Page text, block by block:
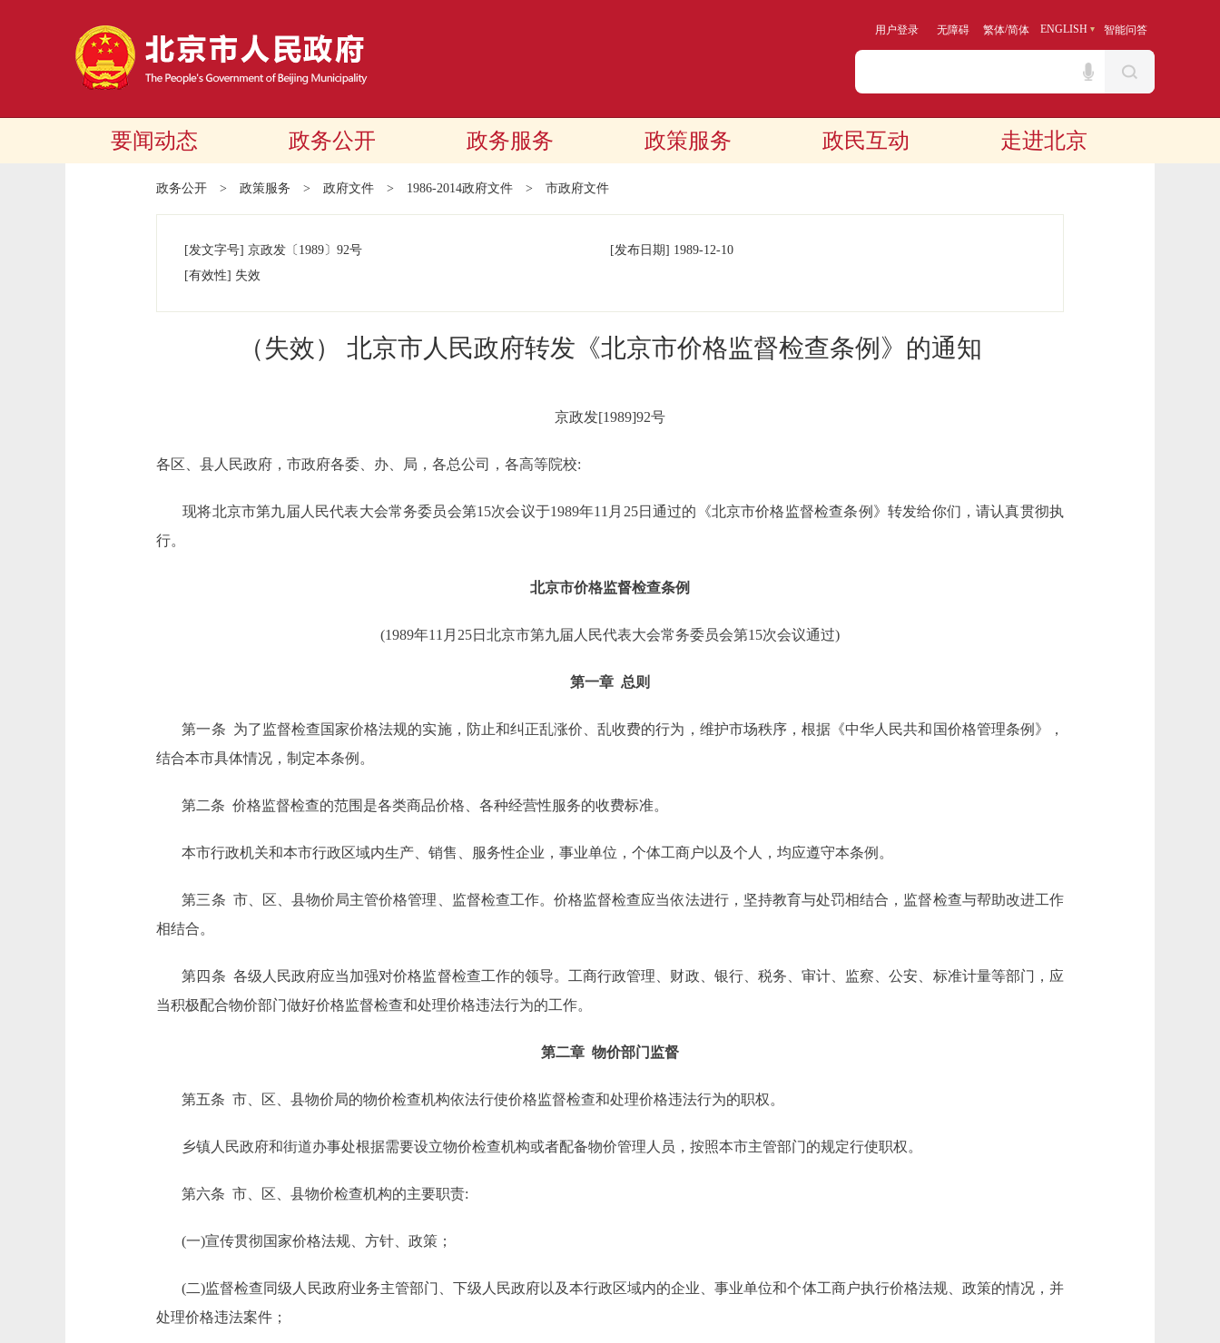
用户登录 无障碍 繁体/简体 ENGLISH 智能问答
要闻动态 政务公开 政务服务 政策服务 政民互动 走进北京
政务公开 > 政策服务 > 政府文件 > 1986-2014政府文件 > 市政府文件
[发文字号] 京政发 〔1989〕 92号 [发布日期] 1989-12-10
[有效性] 失效
（失效） 北京市人民政府转发《北京市价格监督检查条例》的通知
京政发[1989]92号
各区、县人民政府，市政府各委、办、局，各总公司，各高等院校:
现将北京市第九届人民代表大会常务委员会第15次会议于1989年11月25日通过的《北京市价格监督检查条例》转发给你们，请认真贯彻执
行。
北京市价格监督检查条例
(1989年11月25日北京市第九届人民代表大会常务委员会第15次会议通过)
第一章 总则
第一条 为了监督检查国家价格法规的实施，防止和纠正乱涨价、乱收费的行为，维护市场秩序，根据《中华人民共和国价格管理条例》，
结合本市具体情况，制定本条例。
第二条 价格监督检查的范围是各类商品价格、各种经营性服务的收费标准。
本市行政机关和本市行政区域内生产、销售、服务性企业，事业单位，个体工商户以及个人，均应遵守本条例。
第三条 市、区、县物价局主管价格管理、监督检查工作。价格监督检查应当依法进行，坚持教育与处罚相结合，监督检查与帮助改进工作
相结合。
第四条 各级人民政府应当加强对价格监督检查工作的领导。工商行政管理、财政、银行、税务、审计、监察、公安、标准计量等部门，应
当积极配合物价部门做好价格监督检查和处理价格违法行为的工作。
第二章 物价部门监督
第五条 市、区、县物价局的物价检查机构依法行使价格监督检查和处理价格违法行为的职权。
乡镇人民政府和街道办事处根据需要设立物价检查机构或者配备物价管理人员，按照本市主管部门的规定行使职权。
第六条 市、区、县物价检查机构的主要职责:
(一)宣传贯彻国家价格法规、方针、政策；
(二)监督检查同级人民政府业务主管部门、下级人民政府以及本行政区域内的企业、事业单位和个体工商户执行价格法规、政策的情况，并
处理价格违法案件；